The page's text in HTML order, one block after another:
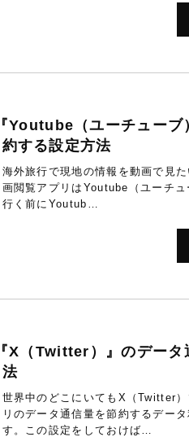
『Youtube（ユーチュー
約する設定方法
海外旅行で現地の情報を動画で見
画閲覧アプリはYoutube（ユーチ
行く前にYoutub…
『X（Twitter）』のデー
法
世界中のどこにいてもX（Twitter
リのデータ通信量を節約するデー
す。この設定をしておけば…